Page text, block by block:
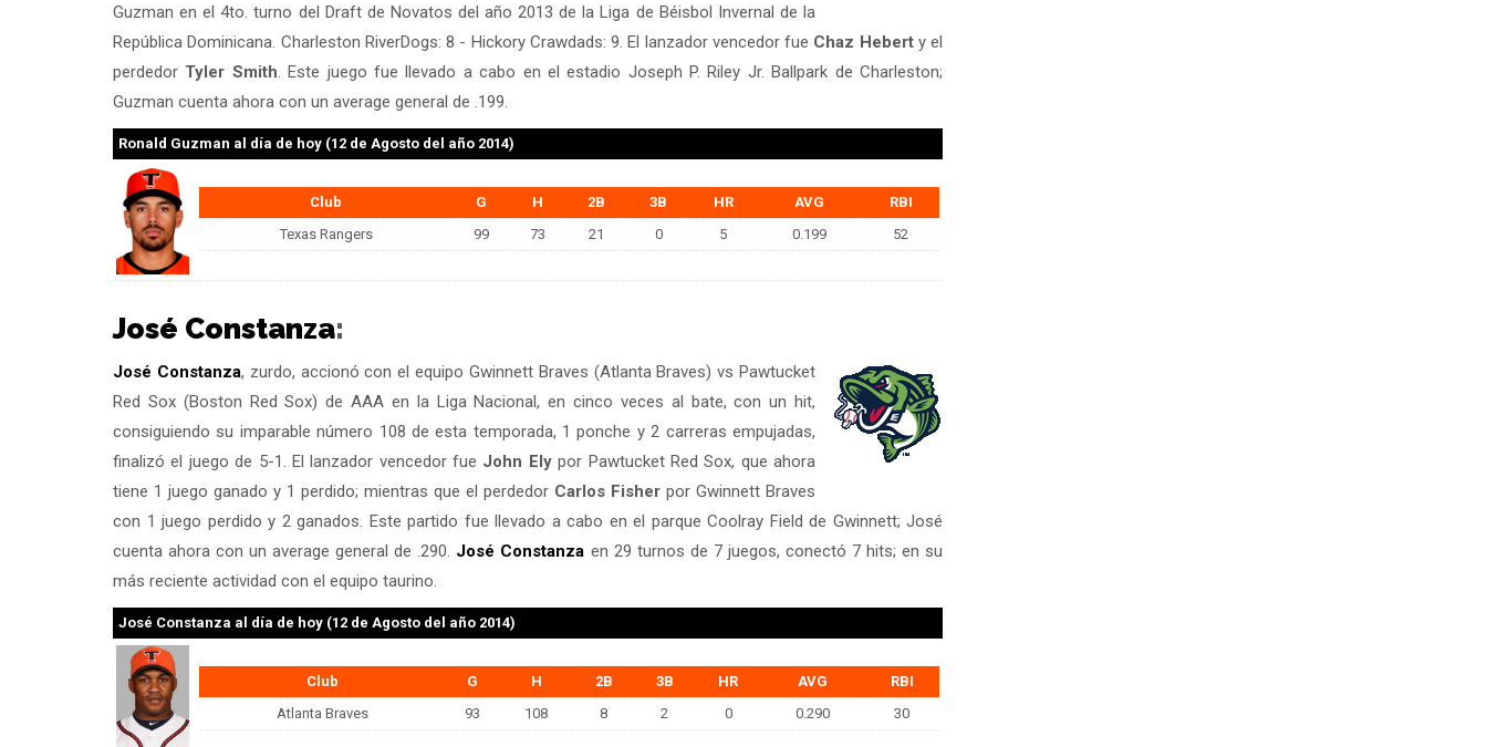
Guzman en el 4to. turno del Draft de Novatos del año 2013 de la Liga de Béisbol Invernal de la
República Dominicana. Charleston RiverDogs: 8 - Hickory Crawdads: 9. El lanzador vencedor fue Chaz Heberty el
perdedor Tyler Smith . Este juego fue llevado a cabo en el estadio Joseph P. Riley Jr. Ballpark de Charleston;
Guzman cuenta ahora con un average general de .199.
Ronald Guzman al día de hoy (12 de Agosto del año 2014)
Club G H 2B 3B HR AVG
RBI
Texas Rangers
99 73 21 0 5 0.199 52
José Constanza:
José Constanza, zurdo, accionó con el equipo Gwinnett Braves (Atlanta Braves) vs Pawtucket
Red Sox (Boston Red Sox) de AAA en la Liga Nacional, en cinco veces al bate, con un hit,
consiguiendo su imparable número 108 de esta temporada, 1 ponche y 2 carreras empujadas,
finalizó el juego de 5-1. El lanzador vencedor fue John Elypor Pawtucket Red Sox, que ahora
tiene 1 juego ganado y 1 perdido; mientras que el perdedor Carlos Fisher por Gwinnett Braves
con 1 juego perdido y 2 ganados. Este partido fue llevado a cabo en el parque Coolray Field de Gwinnett; José
cuenta ahora con un average general de .290. José Constanza en 29 turnos de 7 juegos, conectó 7 hits; en su
más reciente actividad con el equipo taurino.
José Constanza al día de hoy (12 de Agosto del año 2014)
Club G H 2B 3B HR AVG
RBI
Atlanta Braves
93 108 8 2 0 0.290 30